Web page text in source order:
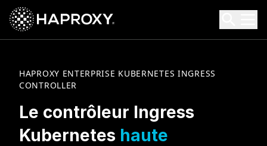
HAProxy Technologies
Search HAProxy Technologies
HAPROXY ENTERPRISE KUBERNETES INGRESS
CONTROLLER
Le contrôleur Ingress
Kubernetes haute